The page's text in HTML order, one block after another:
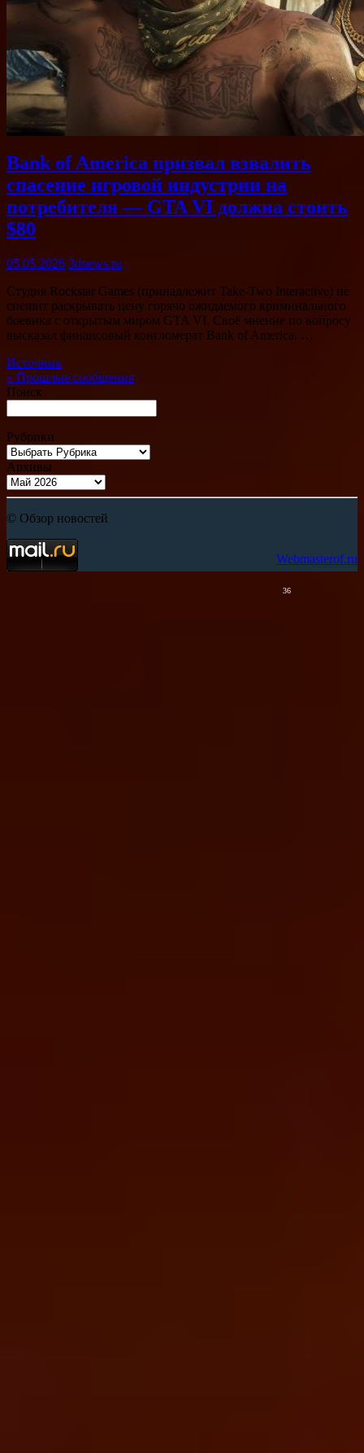
Bank of America призвал взвалить
спасение игровой индустрии на
потребителя — GTA VI должна стоить
$80
05.05.2026 3dnews.ru
Студия Rockstar Games (принадлежит Take-Two Interactive) не
спешит раскрывать цену горячо ожидаемого криминального
боевика с открытым миром GTA VI. Своё мнение по вопросу
высказал финансовый конгломерат Bank of America. …
Источник
« Прошлые сообщения
Поиск
Рубрики
Архивы
© Обзор новостей
Webmasterof.ru